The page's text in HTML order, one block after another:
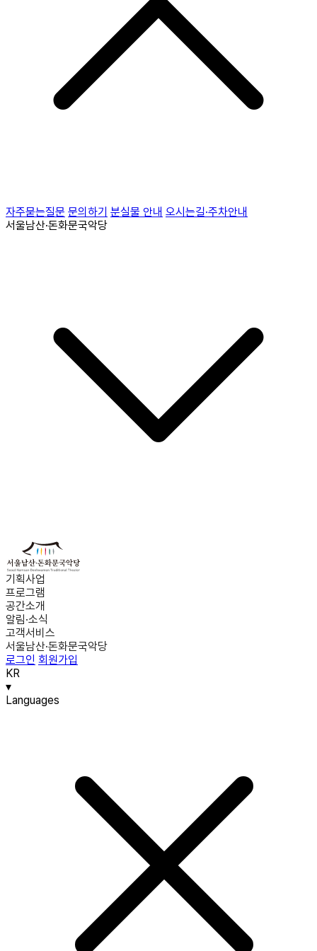
자주묻는질문 문의하기 분실물 안내 오시는길·주차안내
서울남산·돈화문국악당
기획사업
프로그램
공간소개
알림·소식
고객서비스
서울남산·돈화문국악당
로그인 회원가입
KR
▾
Languages